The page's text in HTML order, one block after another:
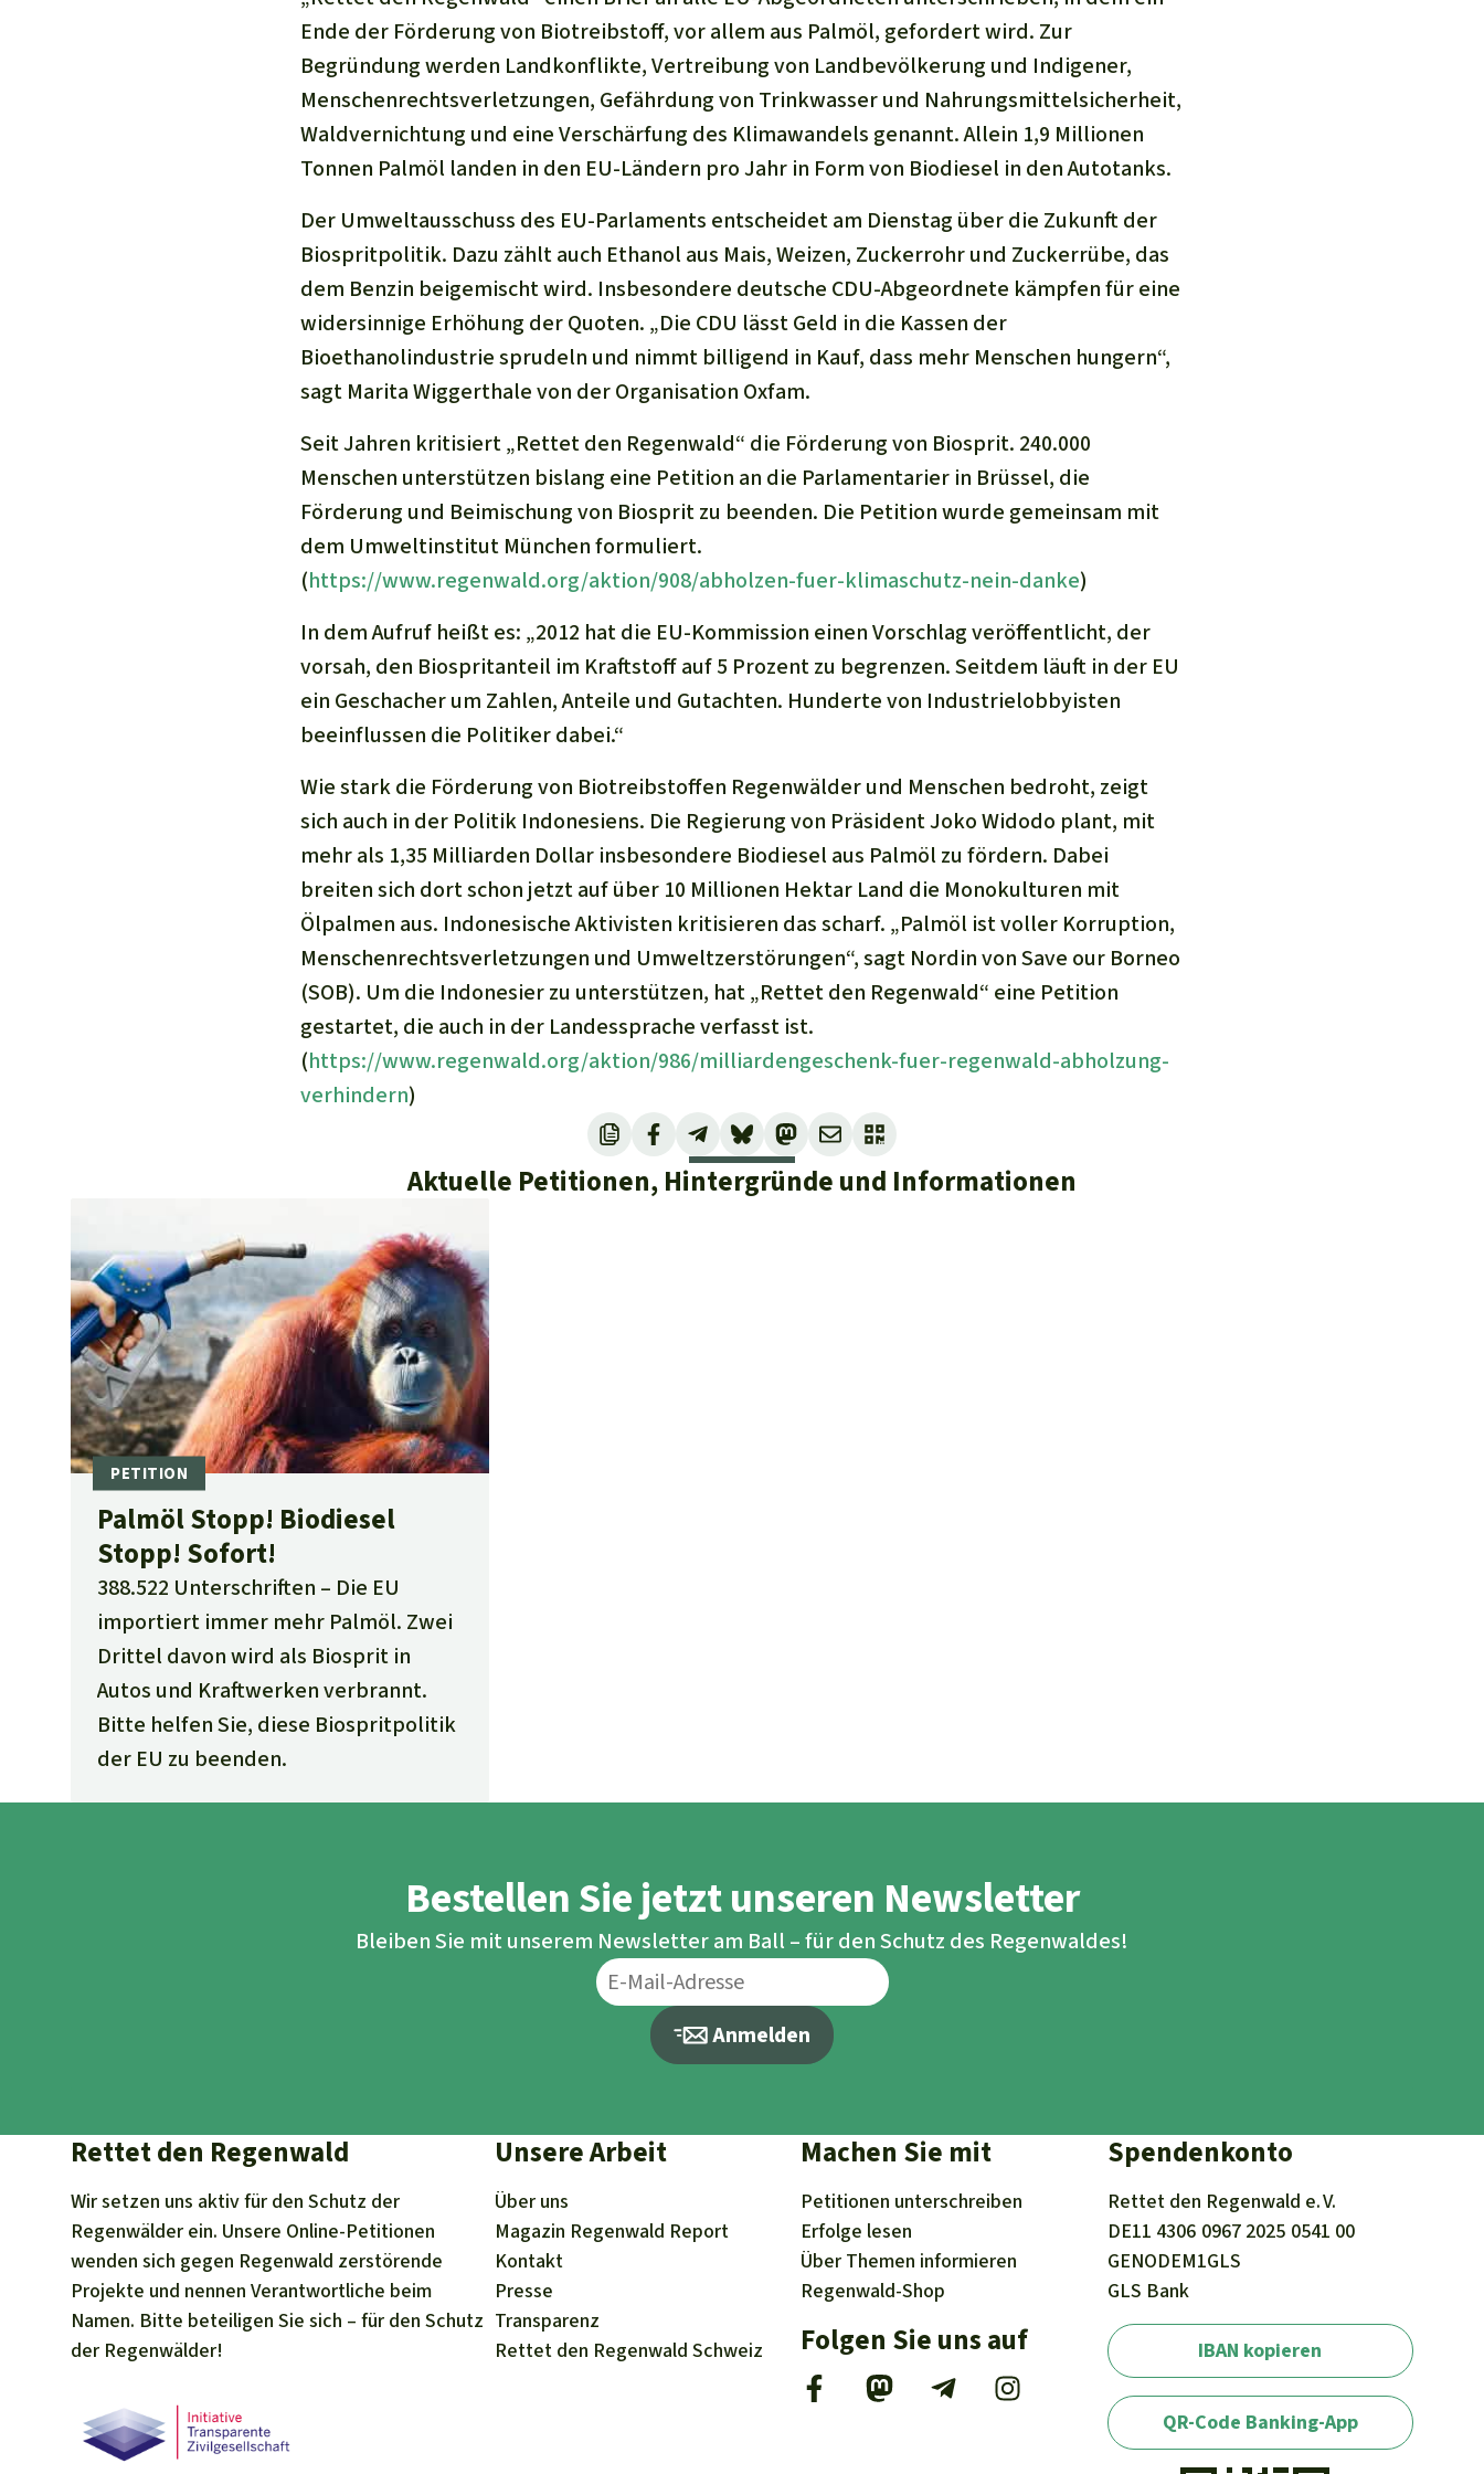
Ende der Förderung von Biotreibstoff, vor allem aus Palmöl, gefordert wird. Zur
Begründung werden Landkonflikte, Vertreibung von Landbevölkerung und Indigener,
Menschenrechtsverletzungen, Gefährdung von Trinkwasser und Nahrungsmittelsicherheit,
Waldvernichtung und eine Verschärfung des Klimawandels genannt. Allein 1,9 Millionen
Tonnen Palmöl landen in den EU-Ländern pro Jahr in Form von Biodiesel in den Autotanks.
Der Umweltausschuss des EU-Parlaments entscheidet am Dienstag über die Zukunft der
Biospritpolitik. Dazu zählt auch Ethanol aus Mais, Weizen, Zuckerrohr und Zuckerrübe, das
dem Benzin beigemischt wird. Insbesondere deutsche CDU-Abgeordnete kämpfen für eine
widersinnige Erhöhung der Quoten. „Die CDU lässt Geld in die Kassen der
Bioethanolindustrie sprudeln und nimmt billigend in Kauf, dass mehr Menschen hungern“,
sagt Marita Wiggerthale von der Organisation Oxfam.
Seit Jahren kritisiert „Rettet den Regenwald“ die Förderung von Biosprit. 240.000
Menschen unterstützen bislang eine Petition an die Parlamentarier in Brüssel, die
Förderung und Beimischung von Biosprit zu beenden. Die Petition wurde gemeinsam mit
dem Umweltinstitut München formuliert.
(https://www.regenwald.org/aktion/908/abholzen-fuer-klimaschutz-nein-danke)
In dem Aufruf heißt es: „2012 hat die EU-Kommission einen Vorschlag veröffentlicht, der
vorsah, den Biospritanteil im Kraftstoff auf 5 Prozent zu begrenzen. Seitdem läuft in der EU
ein Geschacher um Zahlen, Anteile und Gutachten. Hunderte von Industrielobbyisten
beeinflussen die Politiker dabei.“
Wie stark die Förderung von Biotreibstoffen Regenwälder und Menschen bedroht, zeigt
sich auch in der Politik Indonesiens. Die Regierung von Präsident Joko Widodo plant, mit
mehr als 1,35 Milliarden Dollar insbesondere Biodiesel aus Palmöl zu fördern. Dabei
breiten sich dort schon jetzt auf über 10 Millionen Hektar Land die Monokulturen mit
Ölpalmen aus. Indonesische Aktivisten kritisieren das scharf. „Palmöl ist voller Korruption,
Menschenrechtsverletzungen und Umweltzerstörungen“, sagt Nordin von Save our Borneo
(SOB). Um die Indonesier zu unterstützen, hat „Rettet den Regenwald“ eine Petition
gestartet, die auch in der Landessprache verfasst ist.
(https://www.regenwald.org/aktion/986/milliardengeschenk-fuer-regenwald-abholzung-
verhindern)
Aktuelle Petitionen, Hintergründe und Informationen
Palmöl Stopp! Biodiesel
Stopp! Sofort!
388.522 Unterschriften
Die EU
importiert immer mehr Palmöl. Zwei
Drittel davon wird als Biosprit in
Autos und Kraftwerken verbrannt.
Bitte helfen Sie, diese Biospritpolitik
der EU zu beenden.
Bestellen Sie jetzt unseren Newsletter
Bleiben Sie mit unserem Newsletter am Ball – für den Schutz des Regenwaldes!
Anmelden
Rettet den Regenwald
Wir setzen uns aktiv für den Schutz der
Regenwälder ein. Unsere Online-Petitionen
wenden sich gegen Regenwald zerstörende
Projekte und nennen Verantwortliche beim
Namen. Bitte beteiligen Sie sich – für den Schutz
der Regenwälder!
Unsere Arbeit
Über uns
Magazin Regenwald Report
Kontakt
Presse
Transparenz
Rettet den Regenwald Schweiz
Machen Sie mit
Petitionen unterschreiben
Erfolge lesen
Über Themen informieren
Regenwald-Shop
Folgen Sie uns auf
Spendenkonto
Rettet den Regenwald e. V.
DE11 4306 0967 2025 0541 00
GENODEM1GLS
GLS Bank
IBAN kopieren
QR-Code Banking-App